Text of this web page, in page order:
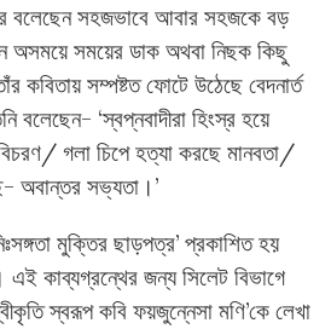
বলেছেন সহজভাবে আবার সহজকে বড়
অসময়ে সময়ের ডাক অথবা নিছক কিছু
কবিতায় সম্পষ্টত ফোটে উঠেছে বেদনার্ত
বলেছেন- ‘স্বপ্নবাদীরা হিংস্র হয়ে
গলা চিপে হত্যা করছে মানবতা/
অবান্তর সভ্যতা।’
মুক্তির ছাড়পত্র’ প্রকাশিত হয়
কাব্যগ্রন্থের জন্য সিলেট বিভাগে
স্বরূপ কবি ফয়জুন্নেসা মণি’কে লেখা